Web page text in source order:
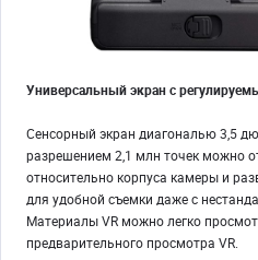
Универсальный экран с
Сенсорный экран диагональю 3,5
разрешением 2,1 млн точек можно
относительно корпуса камеры и
для удобной съемки даже с
Материалы VR можно легко
предварительного просмотра VR.